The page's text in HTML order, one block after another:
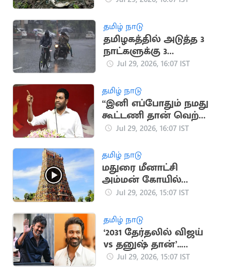
தமிழ் நாடு
தமிழகத்தில் அடுத்த 3
நாட்களுக்கு 3
மாவட்டங்களில்
Jul 29, 2026, 16:07 IST
தமிழ் நாடு
“இனி எப்போதும் நமது
கூட்டணி தான் வெற்றி
பெறும்”.. அமைச்சர்
Jul 29, 2026, 16:07 IST
தமிழ் நாடு
மதுரை மீனாட்சி
அம்மன் கோயில்
நிலமோசடி.. 19 பேர்
Jul 29, 2026, 15:07 IST
தமிழ் நாடு
‘2031 தேர்தலில் விஜய்
vs தனுஷ் தான்’..
விஜயின் ஜோதிடர்
Jul 29, 2026, 15:07 IST